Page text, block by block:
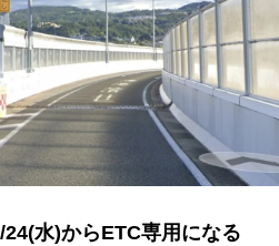
水)からETC専用になる